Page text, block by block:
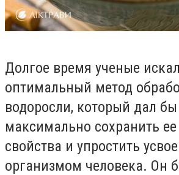
Долгое время ученые
оптимальный метод
водоросли, который дал
максимально сохранить
свойства и упростить
организмом человека. Он